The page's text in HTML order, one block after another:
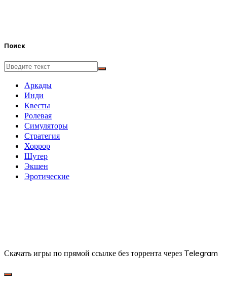
Поиск
Аркады
Инди
Квесты
Ролевая
Симуляторы
Стратегия
Хоррор
Шутер
Экшен
Эротические
Скачать игры по прямой ссылке без торрента через Telegram